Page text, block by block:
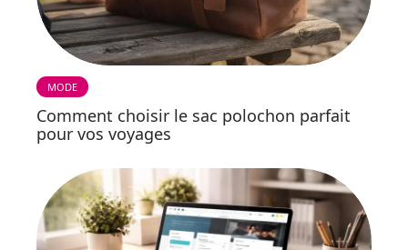
MODE
Comment choisir le sac polochon parfait
pour vos voyages